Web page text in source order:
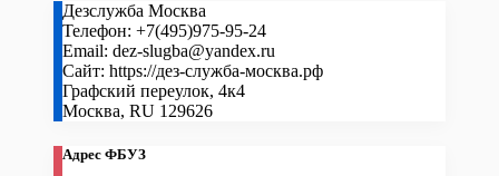
Дезслужба Москва
Телефон: +7(495)975-95-24
Email: dez-slugba@yandex.ru
Сайт: https://дез-служба-москва.рф
Графский переулок, 4к4
Москва, RU 129626
Адрес ФБУЗ